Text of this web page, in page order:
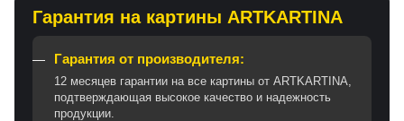
Гарантия на картины ARTKARTINA
Гарантия от производителя:
12 месяцев гарантии на все картины от ARTKARTINA,
подтверждающая высокое качество и надежность
продукции.